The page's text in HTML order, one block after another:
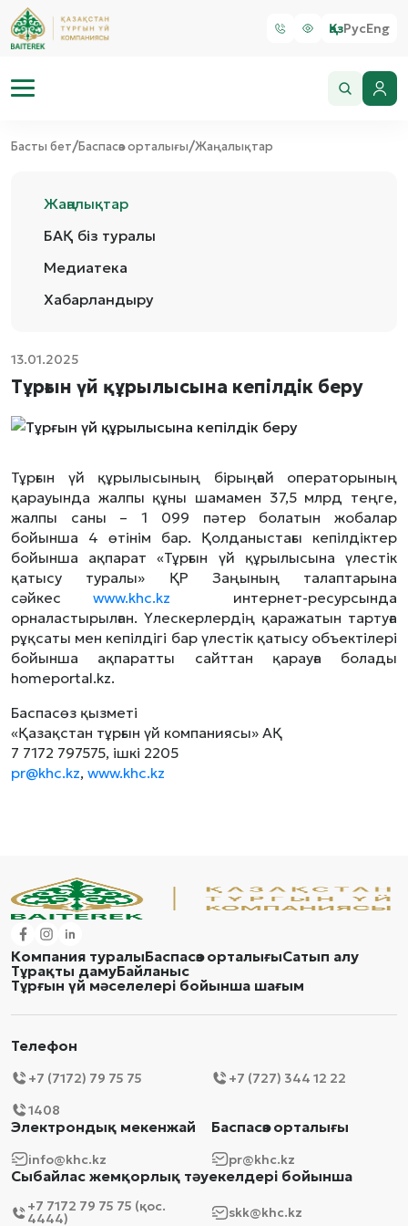
ҚазРусEng
Басты бет/Баспасөз орталығы/Жаңалықтар
Жаңалықтар
БАҚ біз туралы
Медиатека
Хабарландыру
13.01.2025
Тұрғын үй құрылысына кепілдік беру
Тұрғын үй құрылысының бірыңғай операторының
қарауында жалпы құны шамамен 37,5 млрд теңге,
жалпы саны – 1 099 пәтер болатын жобалар
бойынша 4 өтінім бар. Қолданыстағы кепілдіктер
бойынша ақпарат «Тұрғын үй құрылысына үлестік
қатысу туралы» ҚР Заңының талаптарына
сәйкес www.khc.kz интернет-ресурсында
орналастырылған. Үлескерлердің қаражатын тартуға
рұқсаты мен кепілдігі бар үлестік қатысу объектілері
бойынша ақпаратты сайттан қарауға болады
homeportal.kz.
Баспасөз қызметі
«Қазақстан тұрғын үй компаниясы» АҚ
7 7172 797575, ішкі 2205
pr@khc.kz, www.khc.kz
Компания туралыБаспасөз орталығыСатып алу
Тұрақты дамуБайланыс
Тұрғын үй мәселелері бойынша шағым
Телефон
+7 (7172) 79 75 75
+7 (727) 344 12 22
1408
Электрондық мекенжай
info@khc.kz
Баспасөз орталығы
pr@khc.kz
Сыбайлас жемқорлық тәуекелдері бойынша
+7 7172 79 75 75 (қос.
4444) skk@khc.kz